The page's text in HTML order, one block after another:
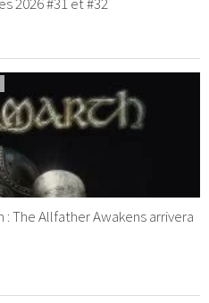
The Allfather Awakens arrivera